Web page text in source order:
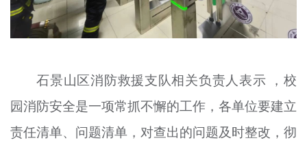
石景山区消防救援支队相关负责人表示 ，校
园消防安全是一项常抓不懈的工作，各单位要建立
责任清单、问题清单，对查出的问题及时整改，彻